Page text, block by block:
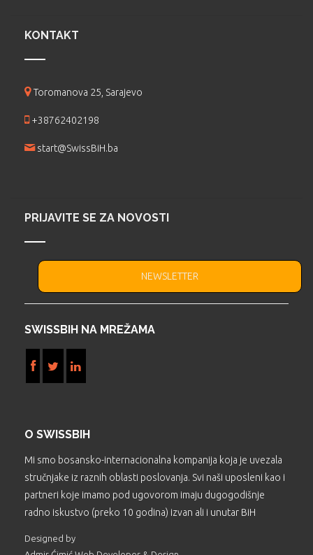
KONTAKT
Toromanova 25, Sarajevo
+38762402198
start@SwissBiH.ba
PRIJAVITE SE ZA NOVOSTI
NEWSLETTER
SWISSBIH NA MREŽAMA
O SWISSBIH
Mi smo bosansko-internacionalna kompanija koja je uvezala
stručnjake iz raznih oblasti poslovanja. Svi naši uposleni kao i
partneri koje imamo pod ugovorom imaju dugogodišnje
radno iskustvo (preko 10 godina) izvan ali i unutar BiH
Designed by